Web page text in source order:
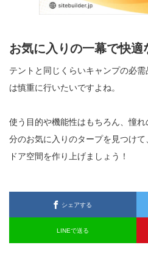
お気に入りの一幕で快適
テントと同じくらいキャンプの必
は慎重に行いたいですよね。
使う目的や機能性はもちろん、憧
分のお気に入りのタープを見つけ
ドア空間を作り上げましょう！
シェアする
LINEで送る